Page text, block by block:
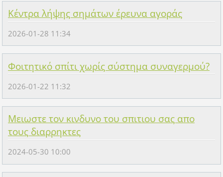
Κέντρα λήψης σημάτων έρευνα αγοράς
2026-01-28 11:34
Φοιτητικό σπίτι χωρίς σύστημα συναγερμού?
2026-01-22 11:32
Μειωστε τον κινδυνο του σπιτιου σας απο
τους διαρρηκτες
2024-05-30 10:00